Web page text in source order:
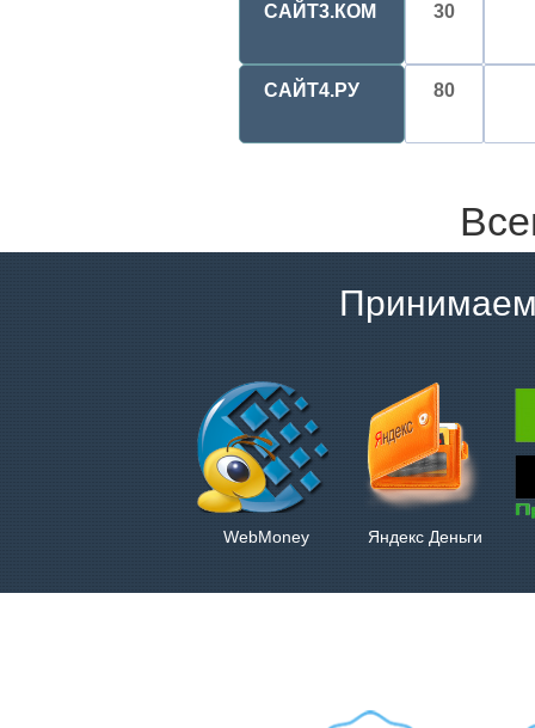
САЙТ3.КОМ 30
САЙТ4.РУ 80
WebMoney Яндекс Деньги